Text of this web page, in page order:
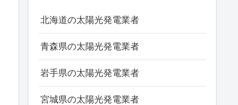
北海道の太陽光発電業者
青森県の太陽光発電業者
岩手県の太陽光発電業者
宮城県の太陽光発電業者